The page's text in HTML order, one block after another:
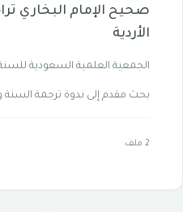
صحيح الإمام البخاري
الأردية
الجمعية العلمية السعودية
بحث مقدم إلى ندوة ترجمة السنة
2 ملف